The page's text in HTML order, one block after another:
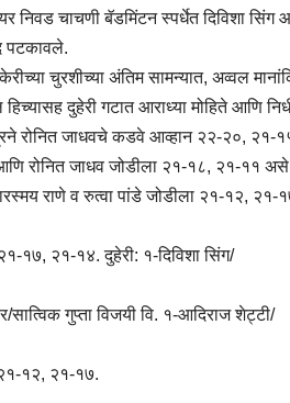
निवड चाचणी बॅडमिंटन स्पर्धेत दिविशा सिंग
पटकावले.
चुरशीच्या अंतिम सामन्यात, अव्वल
दुहेरी गटात आराध्या मोहिते आणि
रोनित जाधवचे कडवे आव्हान २२-२०, २१-
रोनित जाधव जोडीला २१-१८, २१-११
राणे व रुत्वा पांडे जोडीला २१-१२,
१७, २१-१४. दुहेरी: १-दिविशा सिंग/
गुप्ता विजयी वि. १-आदिराज शेट्टी/
२१-१२, २१-१७.